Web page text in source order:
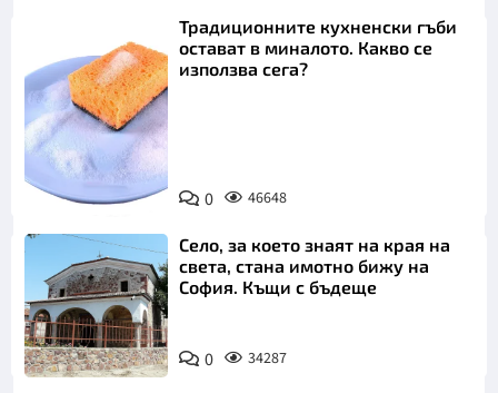
Снимка:
Пиксабей
Традиционните кухненски гъби
остават в миналото. Какво се
използва сега?
0 46648
Село, за което знаят на края на
света, стана имотно бижу на
София. Къщи с бъдеще
0 34287